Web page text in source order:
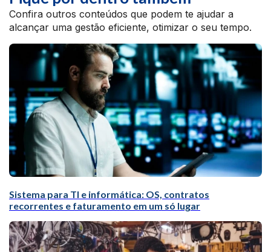
Confira outros conteúdos que podem te ajudar a
alcançar uma gestão eficiente, otimizar o seu tempo.
Sistema para TI e informática: OS, contratos
recorrentes e faturamento em um só lugar